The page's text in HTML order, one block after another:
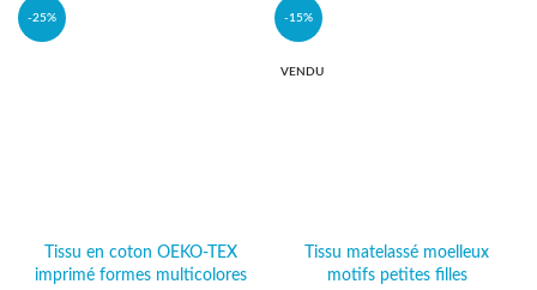
-25%
Tissu en coton OEKO-TEX
imprimé formes multicolores
-15%
VENDU
Tissu matelassé moelleux
motifs petites filles